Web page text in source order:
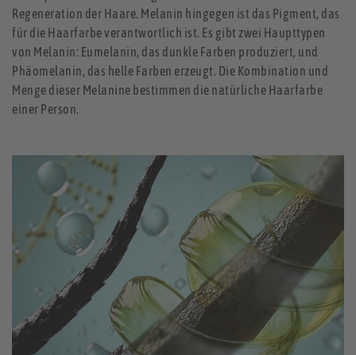
Regeneration der Haare. Melanin hingegen ist das Pigment, das
für die Haarfarbe verantwortlich ist. Es gibt zwei Haupttypen
von Melanin: Eumelanin, das dunkle Farben produziert, und
Phäomelanin, das helle Farben erzeugt. Die Kombination und
Menge dieser Melanine bestimmen die natürliche Haarfarbe
einer Person.